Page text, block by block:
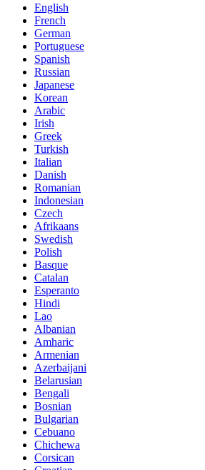
English
French
German
Portuguese
Spanish
Russian
Japanese
Korean
Arabic
Irish
Greek
Turkish
Italian
Danish
Romanian
Indonesian
Czech
Afrikaans
Swedish
Polish
Basque
Catalan
Esperanto
Hindi
Lao
Albanian
Amharic
Armenian
Azerbaijani
Belarusian
Bengali
Bosnian
Bulgarian
Cebuano
Chichewa
Corsican